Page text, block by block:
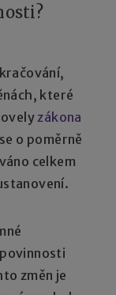
které
zákona
o poměrně
celkem
změn je